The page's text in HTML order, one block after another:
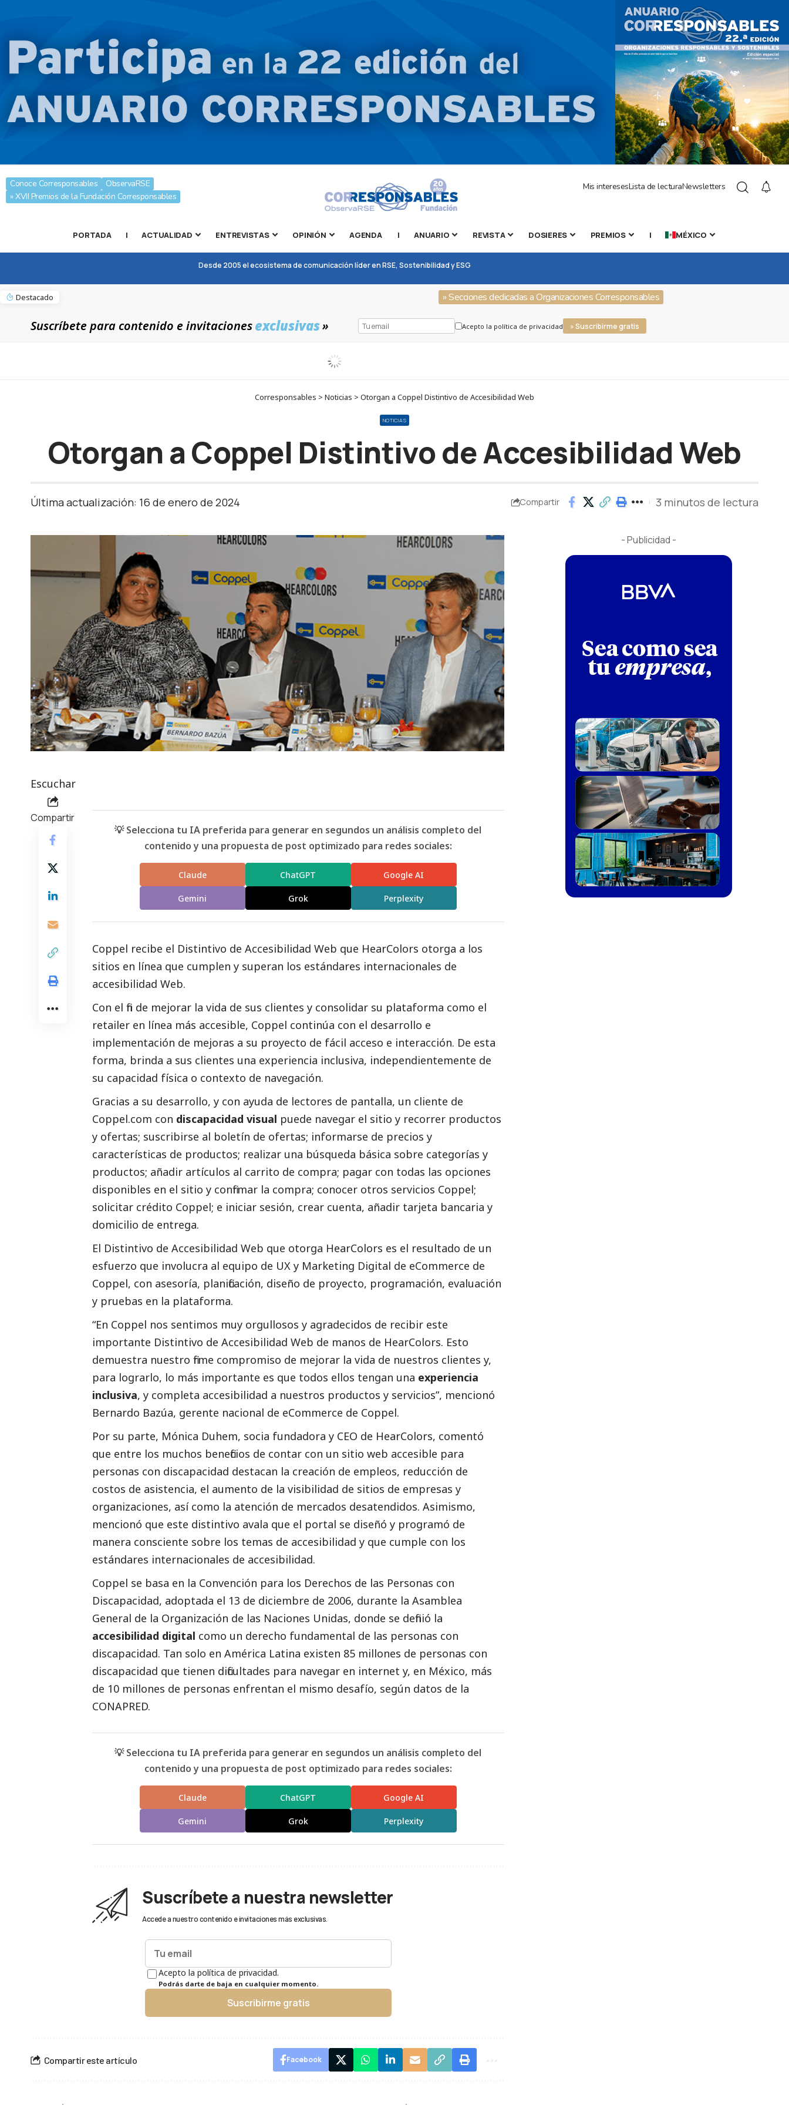
Conoce Corresponsables
ObservaRSE
» XVII Premios de la Fundación Corresponsables
Mis interesesLista de lecturaNewsletters
PORTADA | ACTUALIDAD ENTREVISTAS OPINIÓN AGENDA | ANUARIO REVISTA DOSIERES PREMIOS | MÉXICO
Desde 2005 el ecosistema de comunicación líder en RSE, Sostenibilidad y ESG
Destacado » Secciones dedicadas a Organizaciones Corresponsables
Suscríbete para contenido e invitacionesexclusivas» Acepto la política de privacidad » Suscribirme gratis
Corresponsables > Noticias > Otorgan a Coppel Distintivo de Accesibilidad Web
NOTICIAS
Otorgan a Coppel Distintivo de Accesibilidad Web
Última actualización: 16 de enero de 2024 Compartir 3 minutos de lectura
Escuchar
Compartir
💡 Selecciona tu IA preferida para generar en segundos un análisis completo del
contenido y una propuesta de post optimizado para redes sociales:
Claude ChatGPT Google AI
Gemini Grok Perplexity
Coppel recibe el Distintivo de Accesibilidad Web que HearColors otorga a los
sitios en línea que cumplen y superan los estándares internacionales de
accesibilidad Web.
Con el fin de mejorar la vida de sus clientes y consolidar su plataforma como el
retailer en línea más accesible, Coppel continúa con el desarrollo e
implementación de mejoras a su proyecto de fácil acceso e interacción. De esta
forma, brinda a sus clientes una experiencia inclusiva, independientemente de
su capacidad física o contexto de navegación.
Gracias a su desarrollo, y con ayuda de lectores de pantalla, un cliente de
Coppel.com con discapacidad visual puede navegar el sitio y recorrer productos
y ofertas; suscribirse al boletín de ofertas; informarse de precios y
características de productos; realizar una búsqueda básica sobre categorías y
productos; añadir artículos al carrito de compra; pagar con todas las opciones
disponibles en el sitio y confirmar la compra; conocer otros servicios Coppel;
solicitar crédito Coppel; e iniciar sesión, crear cuenta, añadir tarjeta bancaria y
domicilio de entrega.
El Distintivo de Accesibilidad Web que otorga HearColors es el resultado de un
esfuerzo que involucra al equipo de UX y Marketing Digital de eCommerce de
Coppel, con asesoría, planificación, diseño de proyecto, programación, evaluación
y pruebas en la plataforma.
“En Coppel nos sentimos muy orgullosos y agradecidos de recibir este
importante Distintivo de Accesibilidad Web de manos de HearColors. Esto
demuestra nuestro firme compromiso de mejorar la vida de nuestros clientes y,
para lograrlo, lo más importante es que todos ellos tengan una experiencia
inclusiva, y completa accesibilidad a nuestros productos y servicios”, mencionó
Bernardo Bazúa, gerente nacional de eCommerce de Coppel.
Por su parte, Mónica Duhem, socia fundadora y CEO de HearColors, comentó
que entre los muchos beneficios de contar con un sitio web accesible para
personas con discapacidad destacan la creación de empleos, reducción de
costos de asistencia, el aumento de la visibilidad de sitios de empresas y
organizaciones, así como la atención de mercados desatendidos. Asimismo,
mencionó que este distintivo avala que el portal se diseñó y programó de
manera consciente sobre los temas de accesibilidad y que cumple con los
estándares internacionales de accesibilidad.
Coppel se basa en la Convención para los Derechos de las Personas con
Discapacidad, adoptada el 13 de diciembre de 2006, durante la Asamblea
General de la Organización de las Naciones Unidas, donde se definió la
accesibilidad digital como un derecho fundamental de las personas con
discapacidad. Tan solo en América Latina existen 85 millones de personas con
discapacidad que tienen dificultades para navegar en internet y, en México, más
de 10 millones de personas enfrentan el mismo desafío, según datos de la
CONAPRED.
💡 Selecciona tu IA preferida para generar en segundos un análisis completo del
contenido y una propuesta de post optimizado para redes sociales:
Claude ChatGPT Google AI
Gemini Grok Perplexity
Suscríbete a nuestra newsletter
Accede a nuestro contenido e invitaciones más exclusivas.
Acepto la política de privacidad.
Podrás darte de baja en cualquier momento.
Suscribirme gratis
Compartir este artículo Facebook
- Publicidad -